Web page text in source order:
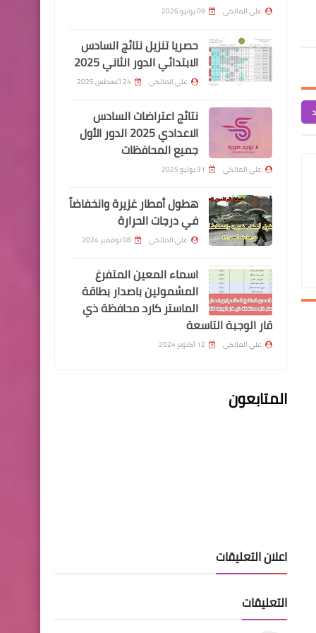
الايفون
اسماء االرعاية الاجتماعية
مراجعة مكتب النائب لغرض
اكمال معاملات الرعاية
الاجتماعية
اخبار العامة
وزارة التجارة تكشف عن
سيبدأ توزيعها اعتباراً من هذا
الشهر
اخبار العامة
حضور المعين اكمال مم اجل
اكمال معاملاتهم قسم صلاح
علي المالكي 09 يوليو 2026
حصريا تنزيل نتائج السادس
الابتدائي الدور الثاني 2025
علي المالكي 24 أغسطس 2025
نتائج اعتراضات السادس
الاعدادي 2025 الدور الأول
جميع المحافظات
علي المالكي 31 يوليو 2025
هطول أمطار غزيرة وانخفاضاً
في درجات الحرارة
علي المالكي 08 نوفمبر 2024
اسماء المعين المتفرغ
المشمولين باصدار بطاقة
الماستر كارد محافظة ذي
قار الوجبة التاسعة
علي المالكي 12 أكتوبر 2024
المتابعون
اعلان التعليقات
التعليقات